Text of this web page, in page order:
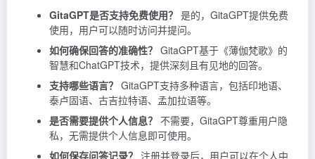
GitaGPT是否支持免费使用？ 是的，GitaGPT提供免费
使用，用户可以随时访问并提问。
如何确保回答的准确性？ GitaGPT基于《薄伽梵歌》的
智慧和ChatGPT技术，提供深刻且有见地的回答。
支持哪些语言？ GitaGPT支持多种语言，包括印地语、
泰卢固语、古吉拉特语、孟加拉语等。
是否需要提供个人信息？ 不需要，GitaGPT尊重用户隐
私，无需提供个人信息即可使用。
如何保存问答记录？ 注册并登录后，用户可以在个人中